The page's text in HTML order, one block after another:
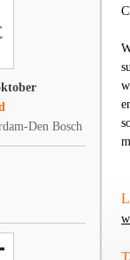
Den Bosch